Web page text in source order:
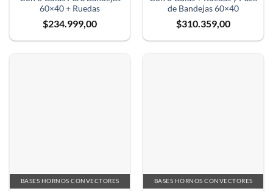
60×40 + Ruedas
$234.999,00
de Bandejas 60×40
$310.359,00
BASES HORNOS CONVECTORES BASES HORNOS CONVECTORES